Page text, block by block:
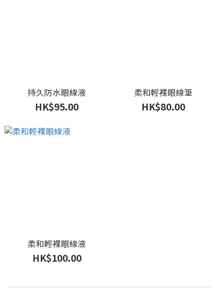
持久防水眼線液
HK$95.00
柔和輕裸眼線筆
HK$80.00
柔和輕裸眼線液
HK$100.00